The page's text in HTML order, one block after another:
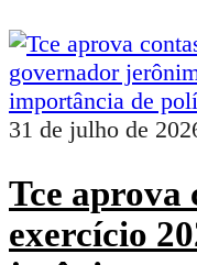
31 de julho de
Tce aprova
exercício